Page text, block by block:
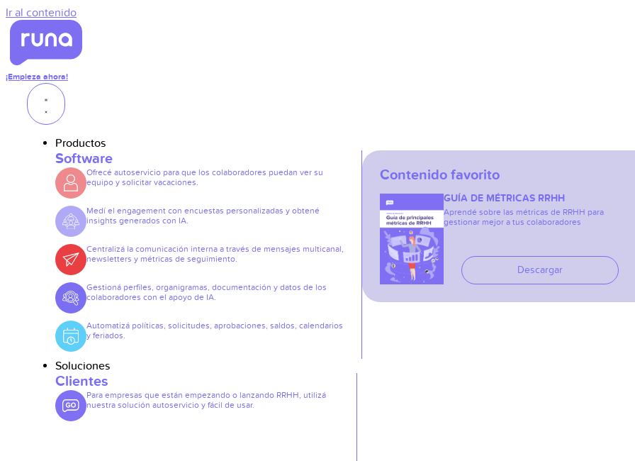
Ir al contenido
¡Empieza ahora!
Productos
Software
Ofrecé autoservicio para que los colaboradores puedan ver su
equipo y solicitar vacaciones.
Medí el engagement con encuestas personalizadas y obtené
insights generados con IA.
Centralizá la comunicación interna a través de mensajes multicanal,
newsletters y métricas de seguimiento.
Gestioná perfiles, organigramas, documentación y datos de los
colaboradores con el apoyo de IA.
Automatizá políticas, solicitudes, aprobaciones, saldos, calendarios
y feriados.
Contenido favorito
GUÍA DE MÉTRICAS RRHH
Aprendé sobre las métricas de RRHH para
gestionar mejor a tus colaboradores
Descargar
Soluciones
Clientes
Para empresas que están empezando o lanzando RRHH, utilizá
nuestra solución autoservicio y fácil de usar.